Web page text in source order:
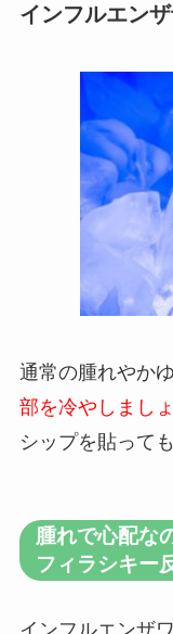
インフルエン
通常の腫れやか
部を冷やしましょ
シップを貼って
腫れで心配な
フィラシキー
インフルエンザ